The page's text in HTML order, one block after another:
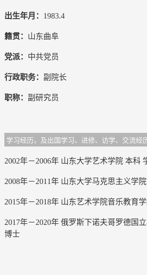
出生年月： 1983.4
籍贯： 山东曲阜
党派： 中共党员
行政职务： 副院长
职称： 副研究员
学习经历，及出国学习、进修、访学、交流经
2002年－2006年 山东大学艺术学院 本科
2008年－2011年 山东大学马克思主义学
2015年－2018年 山东艺术学院音乐教育
2017年－2020年 俄罗斯下诺夫哥罗德国
博士